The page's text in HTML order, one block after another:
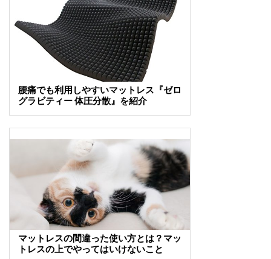
腰痛でも利用しやすいマットレス『ゼロ
グラビティー 体圧分散』を紹介
マットレスの間違った使い方とは？マッ
トレスの上でやってはいけないこと